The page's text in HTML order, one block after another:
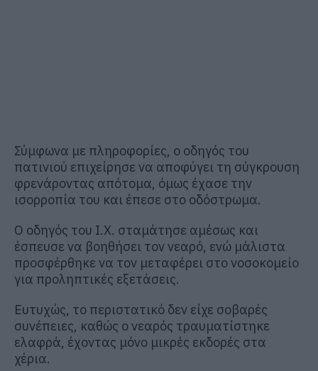
Σύμφωνα με πληροφορίες, ο οδηγός του
πατινιού επιχείρησε να αποφύγει τη σύγκρουση
φρενάροντας απότομα, όμως έχασε την
ισορροπία του και έπεσε στο οδόστρωμα.
Ο οδηγός του Ι.Χ. σταμάτησε αμέσως και
έσπευσε να βοηθήσει τον νεαρό, ενώ μάλιστα
προσφέρθηκε να τον μεταφέρει στο νοσοκομείο
για προληπτικές εξετάσεις.
Ευτυχώς, το περιστατικό δεν είχε σοβαρές
συνέπειες, καθώς ο νεαρός τραυματίστηκε
ελαφρά, έχοντας μόνο μικρές εκδορές στα
χέρια.